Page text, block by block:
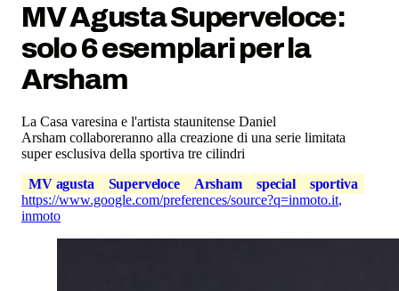
MV Agusta Superveloce:
solo 6 esemplari per la
Arsham
La Casa varesina e l'artista staunitense Daniel
Arsham collaboreranno alla creazione di una serie limitata
super esclusiva della sportiva tre cilindri
MV agusta
Superveloce Arsham special
sportiva
https://www.google.com/preferences/source?q=inmoto.it,
inmoto